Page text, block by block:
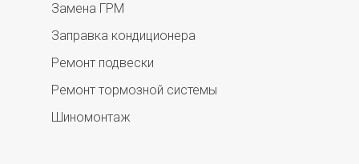
Замена ГРМ
Заправка кондиционера
Ремонт подвески
Ремонт тормозной системы
Шиномонтаж